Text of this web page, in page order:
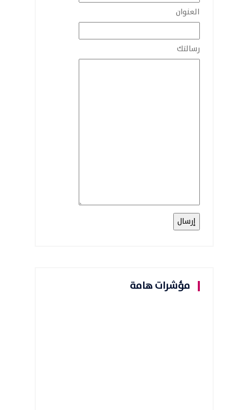
العنوان
رسالتك
مؤشرات هامة